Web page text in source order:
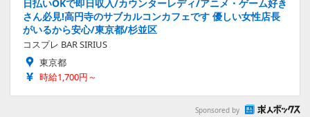
日払いOKで即日収入/カウンターレディ/アニメ・ゲーム好き
さん必見!高円寺のサブカルコンカフェです 優しい女性店長
がいるから安心/東京都/杉並区
コスプレ BAR SIRIUS
東京都
時給1,700円～
Sponsored by